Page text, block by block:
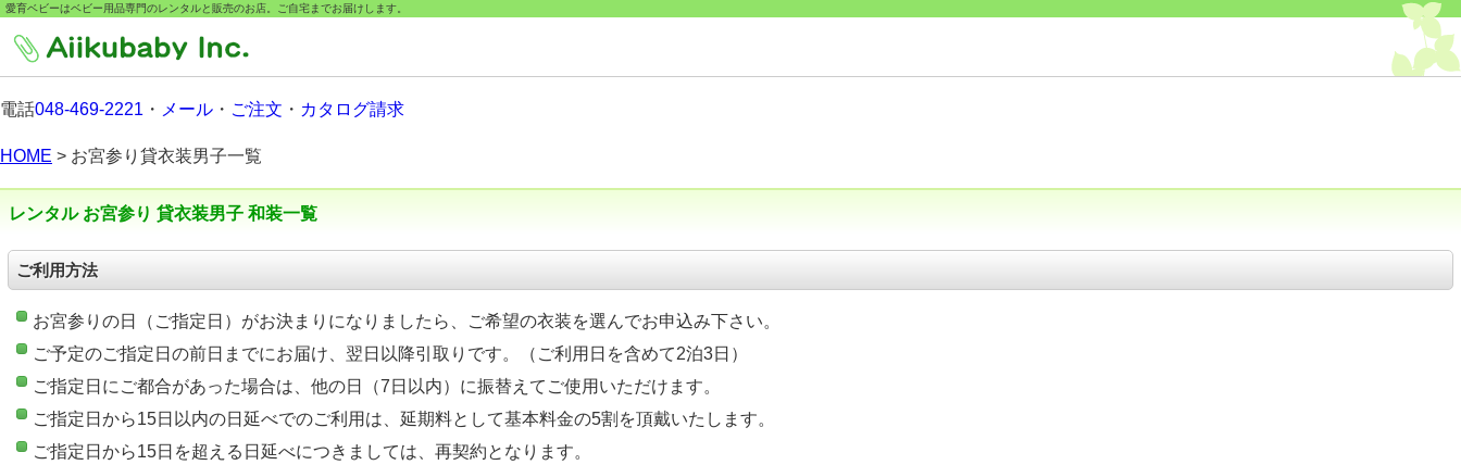
愛育ベビーはベビー用品専門のレンタルと販売のお店。ご自宅までお届けします。
電話048-469-2221 ・ メール ・ ご注文 ・ カタログ請求
HOME > お宮参り貸衣装男子一覧
レンタル お宮参り 貸衣装男子 和装一覧
ご利用方法
お宮参りの日（ご指定日）がお決まりになりましたら、ご希望の衣装を選んでお申込み下さい。
ご予定のご指定日の前日までにお届け、翌日以降引取りです。（ご利用日を含めて2泊3日）
ご指定日にご都合があった場合は、他の日（7日以内）に振替えてご使用いただけます。
ご指定日から15日以内の日延べでのご利用は、延期料として基本料金の5割を頂戴いたします。
ご指定日から15日を超える日延べにつきましては、再契約となります。